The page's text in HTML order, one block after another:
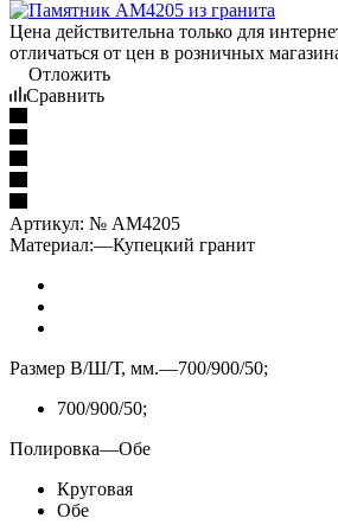
Цена действительна только для
отличаться от цен в розничных
Отложить
Сравнить
Артикул: № AM4205
Материал:—Купецкий гранит
Размер В/Ш/Т, мм.—700/900/50;
700/900/50;
Полировка—Обе
Круговая
Обе